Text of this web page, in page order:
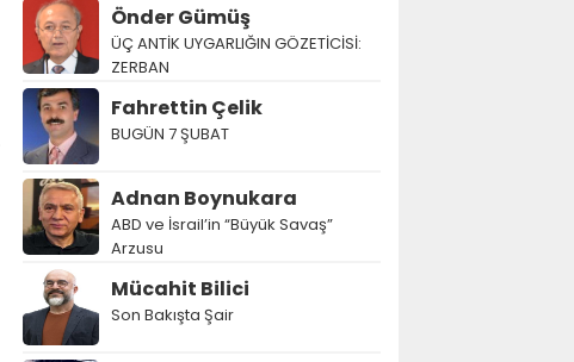
Önder Gümüş
ÜÇ ANTİK UYGARLIĞIN GÖZETİCİSİ:
ZERBAN
Fahrettin Çelik
BUGÜN 7 ŞUBAT
Adnan Boynukara
ABD ve İsrail’in “Büyük Savaş”
Arzusu
Mücahit Bilici
Son Bakışta Şair